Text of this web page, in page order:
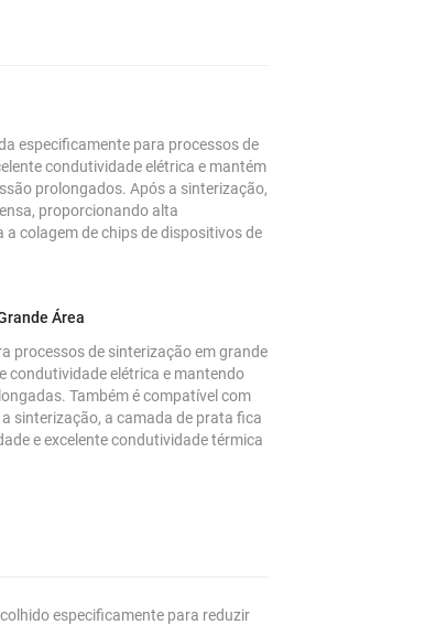
especificamente para processos de
condutividade elétrica e mantém
prolongados. Após a sinterização,
proporcionando alta
colagem de chips de dispositivos de
Área
processos de sinterização em grande
condutividade elétrica e mantendo
Também é compatível com
sinterização, a camada de prata fica
e excelente condutividade térmica
especificamente para reduzir